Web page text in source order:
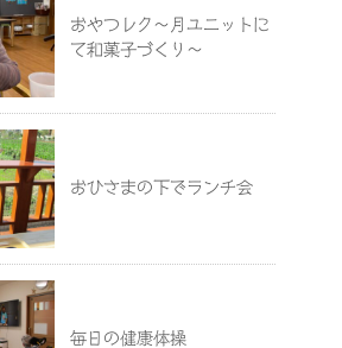
おやつレク～月ユニットに
て和菓子づくり～
おひさまの下でランチ会
毎日の健康体操